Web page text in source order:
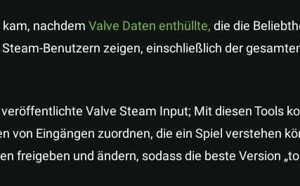
nachdemValve Daten enthüllte,die die
Benutzern zeigen, einschließlich der
Valve Steam Input; Mit diesen Tools
von Eingängen zuordnen, die ein Spiel verstehen
freigeben und ändern, sodass die beste Version